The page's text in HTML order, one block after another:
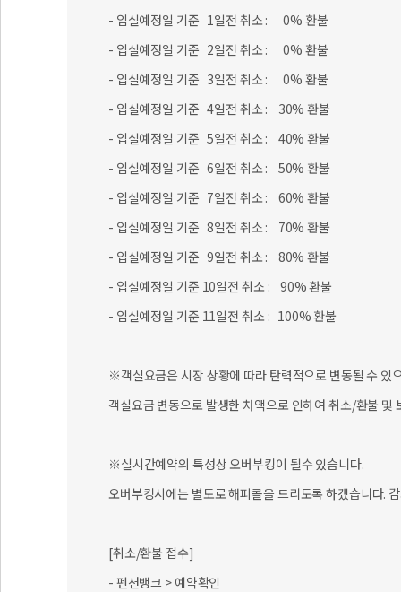
- 입실예정일 기준 1일전 취소 : 0% 환불
- 입실예정일 기준 2일전 취소 : 0% 환불
- 입실예정일 기준 3일전 취소 : 0% 환불
- 입실예정일 기준 4일전 취소 : 30% 환불
- 입실예정일 기준 5일전 취소 : 40% 환불
- 입실예정일 기준 6일전 취소 : 50% 환불
- 입실예정일 기준 7일전 취소 : 60% 환불
- 입실예정일 기준 8일전 취소 : 70% 환불
- 입실예정일 기준 9일전 취소 : 80% 환불
- 입실예정일 기준 10일전 취소 : 90% 환불
- 입실예정일 기준 11일전 취소 : 100% 환불
※객실요금은 시장 상황에 따라 탄력적으로 변동될 수 있
객실요금 변동으로 발생한 차액으로 인하여 취소/환불 및
※실시간예약의 특성상 오버부킹이 될수 있습니다.
오버부킹시에는 별도로 해피콜을 드리도록 하겠습니다.
[취소/환불 접수]
- 펜션뱅크 > 예약확인